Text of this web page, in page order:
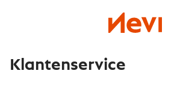
Klantenservice